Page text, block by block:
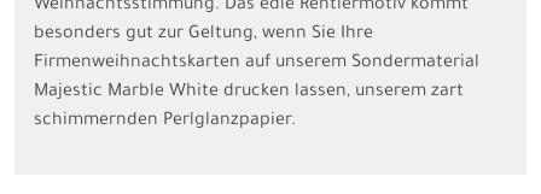
Weihnachtsstimmung. Das edle Rentiermotiv kommt
besonders gut zur Geltung, wenn Sie Ihre
Firmenweihnachtskarten auf unserem Sondermaterial
Majestic Marble White drucken lassen, unserem zart
schimmernden Perlglanzpapier.